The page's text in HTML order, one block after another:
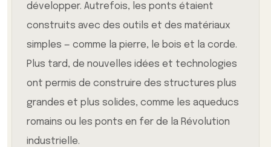
développer. Autrefois, les ponts étaient
construits avec des outils et des matériaux
simples — comme la pierre, le bois et la corde.
Plus tard, de nouvelles idées et technologies
ont permis de construire des structures plus
grandes et plus solides, comme les aqueducs
romains ou les ponts en fer de la Révolution
industrielle.